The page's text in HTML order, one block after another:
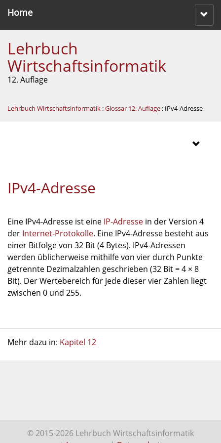
Home
Lehrbuch
Wirtschaftsinformatik
12. Auflage
Lehrbuch Wirtschaftsinformatik :Glossar 12. Auflage : IPv4-Adresse
IPv4-Adresse
Eine IPv4-Adresse ist eine IP-Adresse in der Version 4
der Internet-Protokolle. Eine IPv4-Adresse besteht aus
einer Bitfolge von 32 Bit (4 Bytes). IPv4-Adressen
werden üblicherweise mithilfe von vier durch Punkte
getrennte Dezimalzahlen geschrieben (32 Bit = 4 × 8
Bit). Der Wertebereich für jede dieser vier Zahlen liegt
zwischen 0 und 255.
Mehr dazu in: Kapitel 12
© 2015-2026 Lehrbuch Wirtschaftsinformatik